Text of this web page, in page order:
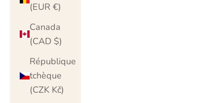
(EUR €)
Canada
(CAD $)
République
tchèque
(CZK Kč)